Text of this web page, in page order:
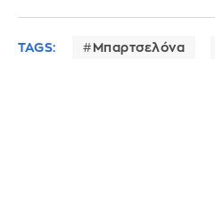
TAGS: Μπαρτσελόνα